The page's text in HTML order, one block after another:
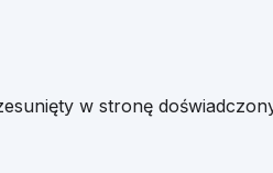
w stronę